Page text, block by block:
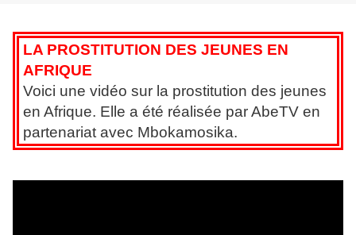
LA PROSTITUTION DES JEUNES EN
AFRIQUE
Voici une vidéo sur la prostitution des jeunes
en Afrique. Elle a été réalisée par AbeTV en
partenariat avec Mbokamosika.